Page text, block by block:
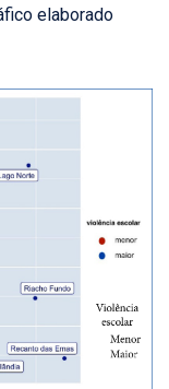
elaborado